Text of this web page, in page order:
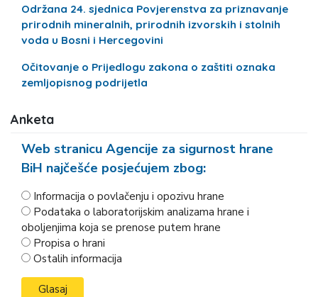
Održana 24. sjednica Povjerenstva za priznavanje
prirodnih mineralnih, prirodnih izvorskih i stolnih
voda u Bosni i Hercegovini
Očitovanje o Prijedlogu zakona o zaštiti oznaka
zemljopisnog podrijetla
Anketa
Web stranicu Agencije za sigurnost hrane
BiH najčešće posjećujem zbog:
Informacija o povlačenju i opozivu hrane
Podataka o laboratorijskim analizama hrane i
oboljenjima koja se prenose putem hrane
Propisa o hrani
Ostalih informacija